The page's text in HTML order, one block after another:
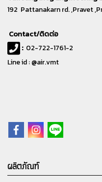
192 Pattanakarn rd. ,Pravet
Contact/ติดต่อ
: 02-722-1761-2
Line id : @air.vmt
ผลิตภัณฑ์